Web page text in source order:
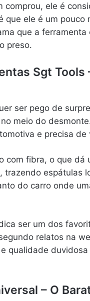
ele é
que ele é um pouco
que a ferramenta
preso.
Sgt Tools
ser pego de
meio do
e precisa
com fibra, o que dá
, trazendo espátulas
do carro onde
ser um dos
relatos na
qualidade
– O